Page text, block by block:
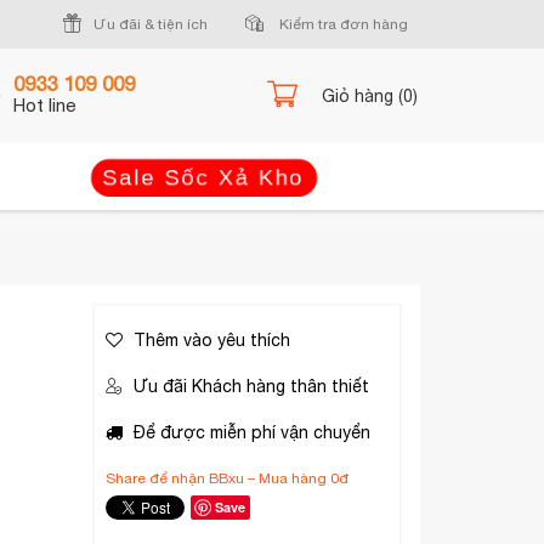
Ưu đãi & tiện ích Kiểm tra đơn hàng
0933 109 009
Hot line Giỏ hàng (0)
Sale Sốc Xả Kho
Thêm vào yêu thích
Ưu đãi Khách hàng thân thiết
Để được miễn phí vận chuyển
Share để nhận BBxu – Mua hàng 0đ
Save